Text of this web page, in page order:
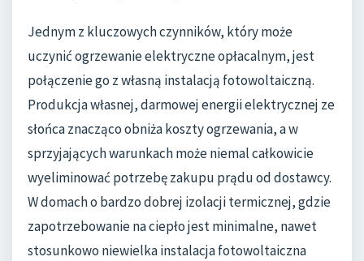
Jednym z kluczowych czynników, który może
uczynić ogrzewanie elektryczne opłacalnym, jest
połączenie go z własną instalacją fotowoltaiczną.
Produkcja własnej, darmowej energii elektrycznej ze
słońca znacząco obniża koszty ogrzewania, a w
sprzyjających warunkach może niemal całkowicie
wyeliminować potrzebę zakupu prądu od dostawcy.
W domach o bardzo dobrej izolacji termicznej, gdzie
zapotrzebowanie na ciepło jest minimalne, nawet
stosunkowo niewielka instalacja fotowoltaiczna